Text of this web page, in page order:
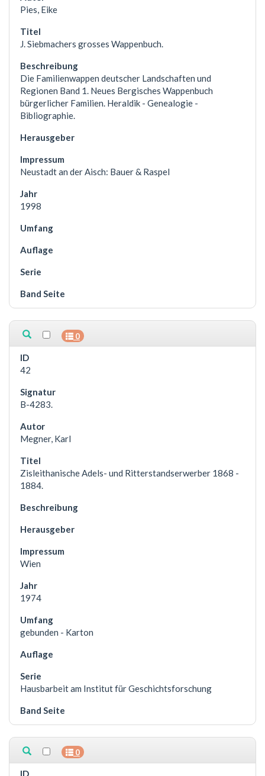
Pies, Eike
J. Siebmachers grosses Wappenbuch.
Die Familienwappen deutscher Landschaften und
Regionen Band 1. Neues Bergisches Wappenbuch
bürgerlicher Familien. Heraldik - Genealogie -
Bibliographie.
Neustadt an der Aisch: Bauer & Raspel
1998
0
42
B-4283.
Megner, Karl
Zisleithanische Adels- und Ritterstandserwerber 1868 -
1884.
Wien
1974
gebunden - Karton
Hausbarbeit am Institut für Geschichtsforschung
0